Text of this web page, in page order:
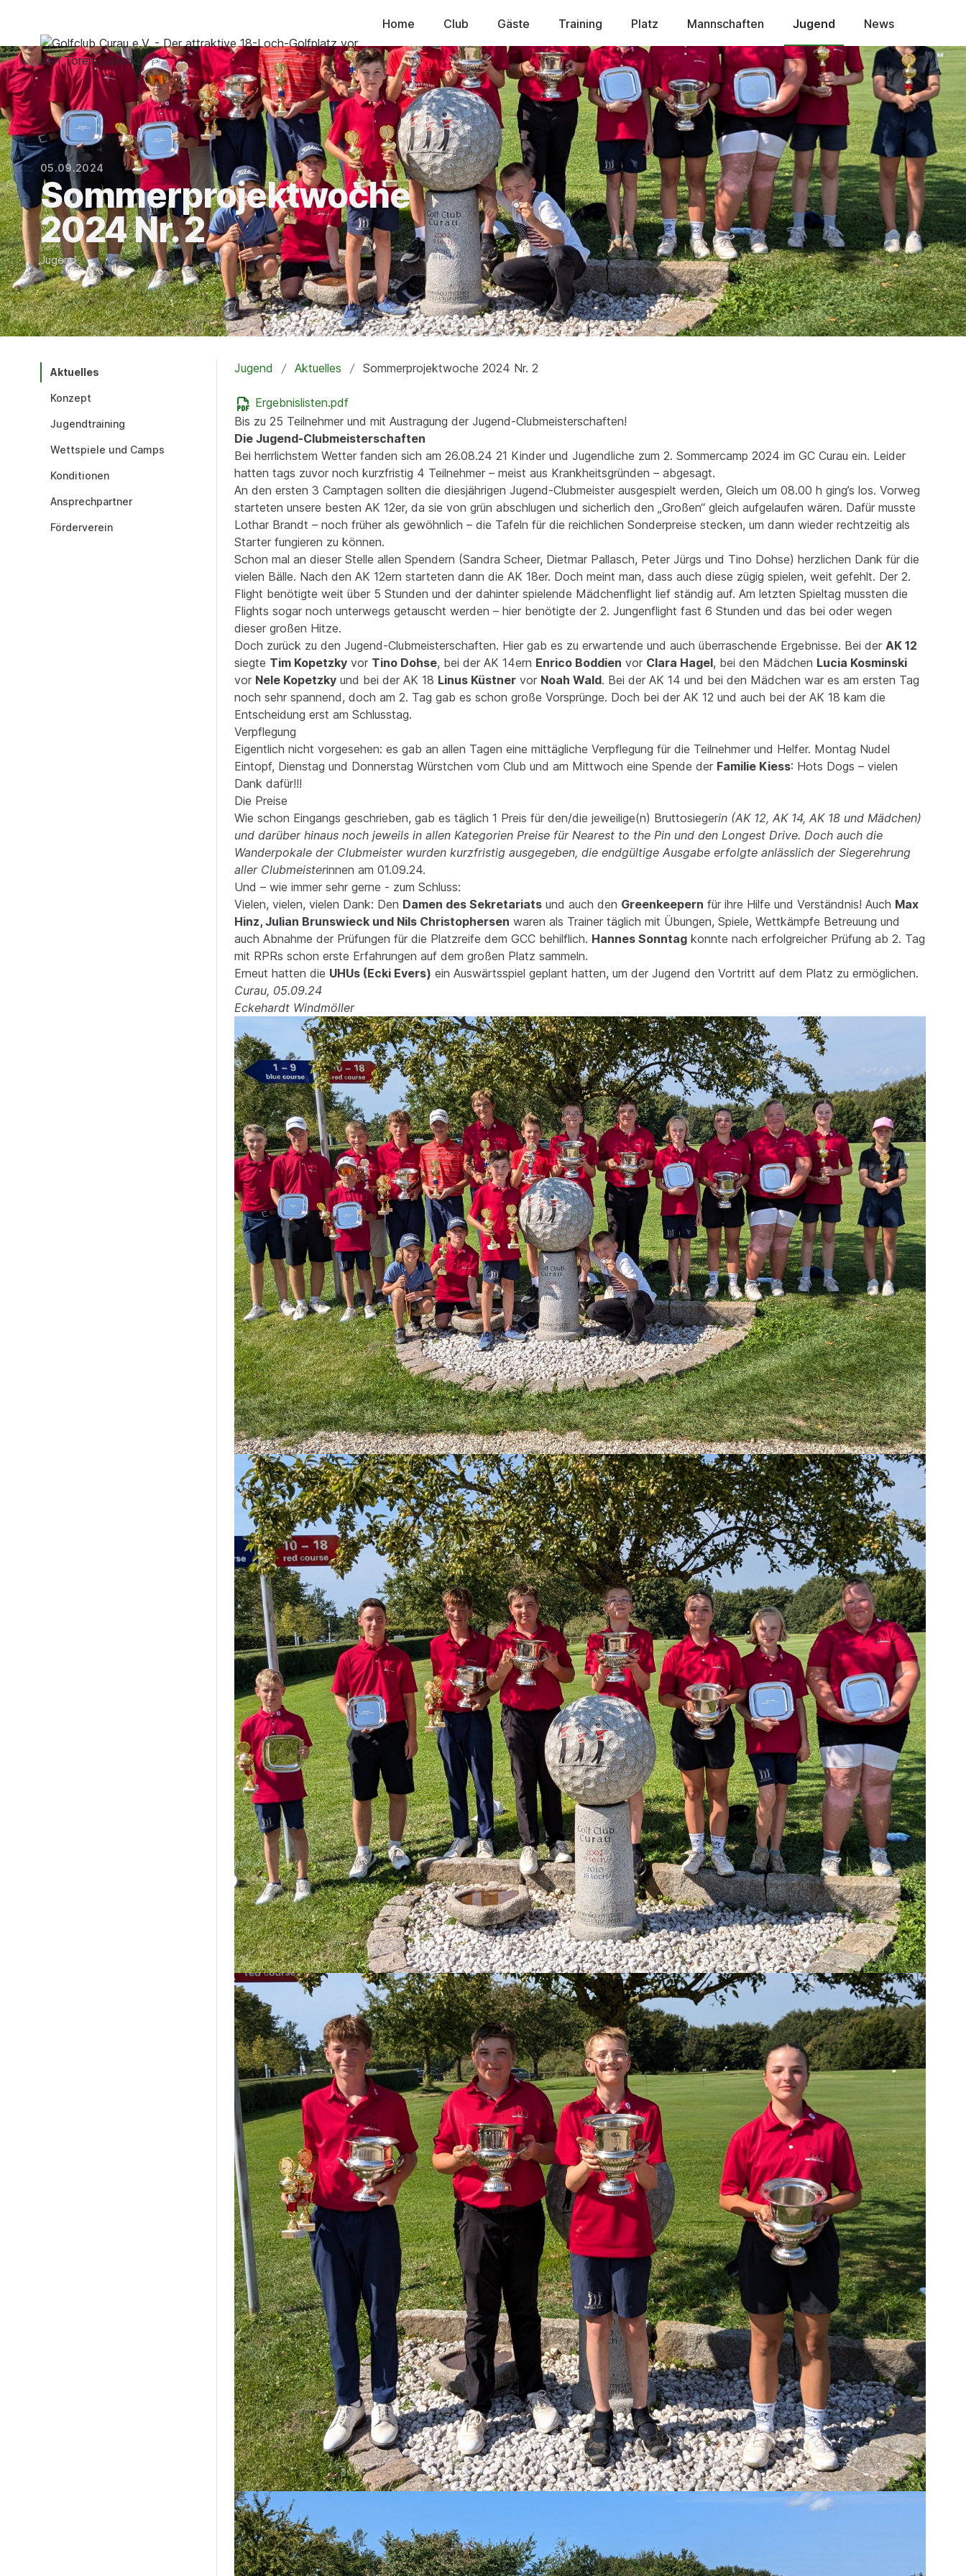
Home Club Gäste Training Platz Mannschaften Jugend News
05.09.2024
Sommerprojektwoche
2024 Nr. 2
Jugend
Aktuelles
Konzept
Jugendtraining
Wettspiele und Camps
Konditionen
Ansprechpartner
Förderverein
Jugend Aktuelles Sommerprojektwoche 2024 Nr. 2
Ergebnislisten.pdf
Bis zu 25 Teilnehmer und mit Austragung der Jugend-Clubmeisterschaften!
Die Jugend-Clubmeisterschaften
Bei herrlichstem Wetter fanden sich am 26.08.24 21 Kinder und Jugendliche zum 2. Sommercamp 2024 im GC Curau ein. Leider
hatten tags zuvor noch kurzfristig 4 Teilnehmer – meist aus Krankheitsgründen – abgesagt.
An den ersten 3 Camptagen sollten die diesjährigen Jugend-Clubmeister ausgespielt werden, Gleich um 08.00 h ging’s los. Vorweg
starteten unsere besten AK 12er, da sie von grün abschlugen und sicherlich den „Großen“ gleich aufgelaufen wären. Dafür musste
Lothar Brandt – noch früher als gewöhnlich – die Tafeln für die reichlichen Sonderpreise stecken, um dann wieder rechtzeitig als
Starter fungieren zu können.
Schon mal an dieser Stelle allen Spendern (Sandra Scheer, Dietmar Pallasch, Peter Jürgs und Tino Dohse) herzlichen Dank für die
vielen Bälle. Nach den AK 12ern starteten dann die AK 18er. Doch meint man, dass auch diese zügig spielen, weit gefehlt. Der 2.
Flight benötigte weit über 5 Stunden und der dahinter spielende Mädchenflight lief ständig auf. Am letzten Spieltag mussten die
Flights sogar noch unterwegs getauscht werden – hier benötigte der 2. Jungenflight fast 6 Stunden und das bei oder wegen
dieser großen Hitze.
Doch zurück zu den Jugend-Clubmeisterschaften. Hier gab es zu erwartende und auch überraschende Ergebnisse. Bei der AK 12
siegte Tim Kopetzky vor Tino Dohse, bei der AK 14ern Enrico Boddien vor Clara Hagel, bei den Mädchen Lucia Kosminski
vor Nele Kopetzky und bei der AK 18 Linus Küstner vor Noah Wald. Bei der AK 14 und bei den Mädchen war es am ersten Tag
noch sehr spannend, doch am 2. Tag gab es schon große Vorsprünge. Doch bei der AK 12 und auch bei der AK 18 kam die
Entscheidung erst am Schlusstag.
Verpflegung
Eigentlich nicht vorgesehen: es gab an allen Tagen eine mittägliche Verpflegung für die Teilnehmer und Helfer. Montag Nudel
Eintopf, Dienstag und Donnerstag Würstchen vom Club und am Mittwoch eine Spende der Familie Kiess: Hots Dogs – vielen
Dank dafür!!!
Die Preise
Wie schon Eingangs geschrieben, gab es täglich 1 Preis für den/die jeweilige(n) Bruttosiegerin (AK 12, AK 14, AK 18 und Mädchen)
und darüber hinaus noch jeweils in allen Kategorien Preise für Nearest to the Pin und den Longest Drive. Doch auch die
Wanderpokale der Clubmeister wurden kurzfristig ausgegeben, die endgültige Ausgabe erfolgte anlässlich der Siegerehrung
aller Clubmeisterinnen am 01.09.24.
Und – wie immer sehr gerne - zum Schluss:
Vielen, vielen, vielen Dank: Den Damen des Sekretariats und auch den Greenkeepern für ihre Hilfe und Verständnis! Auch Max
Hinz, Julian Brunswieck und Nils Christophersen waren als Trainer täglich mit Übungen, Spiele, Wettkämpfe Betreuung und
auch Abnahme der Prüfungen für die Platzreife dem GCC behilflich. Hannes Sonntag konnte nach erfolgreicher Prüfung ab 2. Tag
mit RPRs schon erste Erfahrungen auf dem großen Platz sammeln.
Erneut hatten die UHUs (Ecki Evers) ein Auswärtsspiel geplant hatten, um der Jugend den Vortritt auf dem Platz zu ermöglichen.
Curau, 05.09.24
Eckehardt Windmöller